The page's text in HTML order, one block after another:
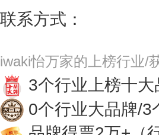
联系方式：
iwaki怡万家的上榜行业/
3个行业上榜十大
0个行业大品牌/3